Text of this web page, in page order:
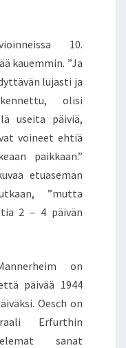
10.
kauemmin. ”Ja
lujasti ja
olisi
useita päiviä,
voineet ehtiä
paikkaan.”
etuaseman
”mutta
2 – 4 päivän
on
päivää 1944
Oesch on
Erfurthin
sanat